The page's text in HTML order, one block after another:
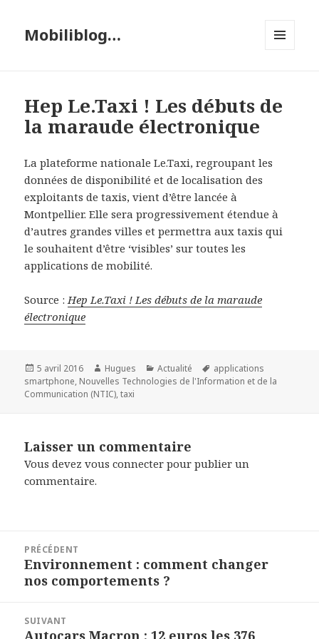
Mobiliblog…
Hep Le.Taxi ! Les débuts de
la maraude électronique
La plateforme nationale Le.Taxi, regroupant les
données de disponibilité et de localisation des
exploitants de taxis, vient d’être lancée à
Montpellier. Elle sera progressivement étendue à
d’autres grandes villes et permettra aux taxis qui
le souhaitent d’être ‘visibles’ sur toutes les
applications de mobilité.
Source :Hep Le.Taxi ! Les débuts de la maraude
électronique
Publié
le
5 avril 2016 Auteur
Hugues Catégories
Actualité
Mots-
clés
applications
smartphone, Nouvelles Technologies de l'Information et de la
Communication (NTIC),taxi
Laisser un commentaire
Vous devezvous connecter pour publier un
commentaire.
l’article
PRÉCÉDENT
Article
précédent :
Environnement : comment changer
nos comportements ?
SUIVANT
Article
Autocars Macron : 12 euros les 376